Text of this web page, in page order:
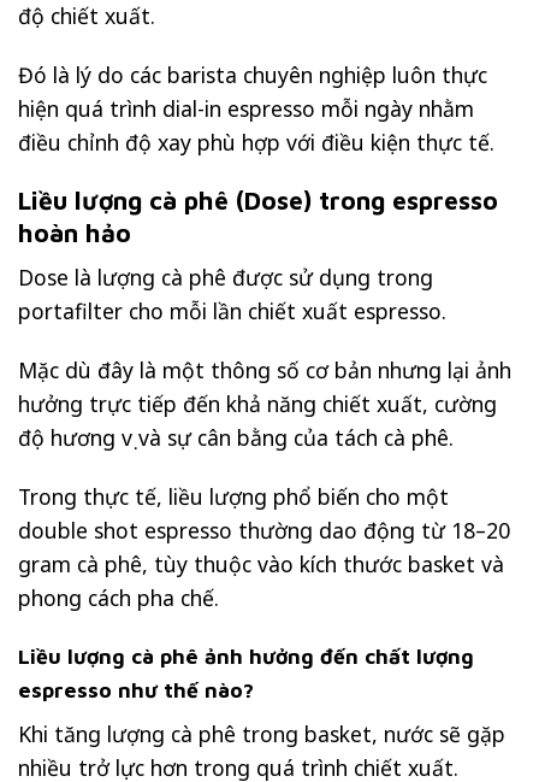
độ chiết xuất.
Đó là lý do các barista chuyên nghiệp luôn thực
hiện quá trình dial-in espresso mỗi ngày nhằm
điều chỉnh độ xay phù hợp với điều kiện thực tế.
Liều lượng cà phê (Dose) trong espresso
hoàn hảo
Dose là lượng cà phê được sử dụng trong
portafilter cho mỗi lần chiết xuất espresso.
Mặc dù đây là một thông số cơ bản nhưng lại ảnh
hưởng trực tiếp đến khả năng chiết xuất, cường
độ hương vị và sự cân bằng của tách cà phê.
Trong thực tế, liều lượng phổ biến cho một
double shot espresso thường dao động từ 18–20
gram cà phê, tùy thuộc vào kích thước basket và
phong cách pha chế.
Liều lượng cà phê ảnh hưởng đến chất lượng
espresso như thế nào?
Khi tăng lượng cà phê trong basket, nước sẽ gặp
nhiều trở lực hơn trong quá trình chiết xuất.